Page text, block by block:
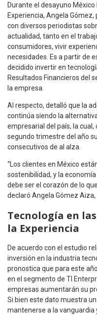
Durante el desayuno
Experiencia, Angela
con diversos periodistas
actualidad, tanto en el
consumidores, vivir
necesidades. Es a partir de
decidido invertir en
Resultados Financieros del
la empresa.
Al respecto, detalló que la
continúa siendo la
empresarial del país, la cual,
segundo trimestre del año
consecutivos de al alza.
“Los clientes en México
sostenibilidad, y la
debe ser el corazón de lo
declaró Angela Gómez
Tecnología en
la Experiencia
De acuerdo con el estudio
inversión en la industria
pronostica que para este
en el segmento de TI
empresas aumentarán su
Si bien este dato muestra
mantenerse a la vanguardia